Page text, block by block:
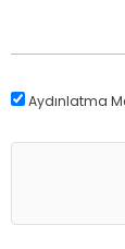
Aydınlatma